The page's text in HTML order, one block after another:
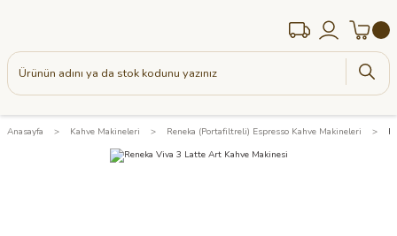
Anasayfa Kahve Makineleri Reneka (Portafiltreli) Espresso Kahve Makineleri